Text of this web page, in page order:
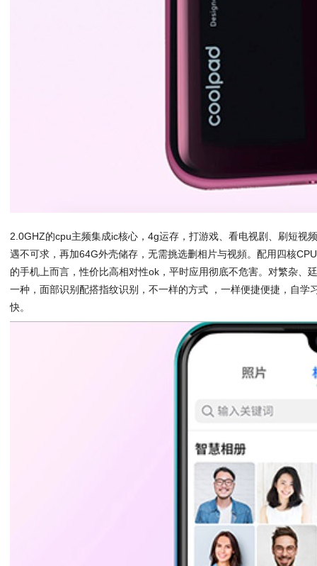
2.0GHZ的cpu主频集成ic核心，4g运存，打游戏、看电视剧、刷短视
遇不可求，再加64G外壳储存，无需挑选删相片与视頻。配用四核
的手机上而言，性价比高相对性ok，平时应用彻底不危害。对繁杂、
一种，面部识别配搭指纹识别，不一样的方式 ，一样便捷便捷，自学
快。